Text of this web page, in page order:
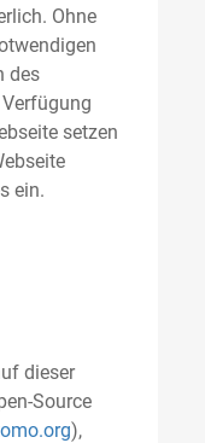
Ohne
des
setzen
ein.
dieser
Source
),